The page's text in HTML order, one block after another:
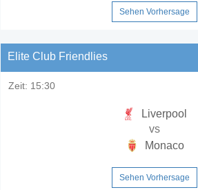
Sehen Vorhersage
Elite Club Friendlies
Zeit: 15:30
Liverpool
vs
Monaco
Sehen Vorhersage